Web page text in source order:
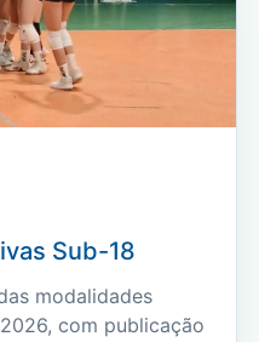
Sub-18
modalidades
com publicação